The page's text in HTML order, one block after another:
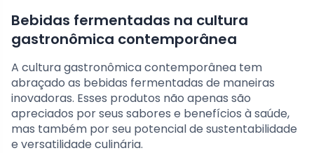
Bebidas fermentadas na cultura
gastronômica contemporânea
A cultura gastronômica contemporânea tem
abraçado as bebidas fermentadas de maneiras
inovadoras. Esses produtos não apenas são
apreciados por seus sabores e benefícios à saúde,
mas também por seu potencial de sustentabilidade
e versatilidade culinária.